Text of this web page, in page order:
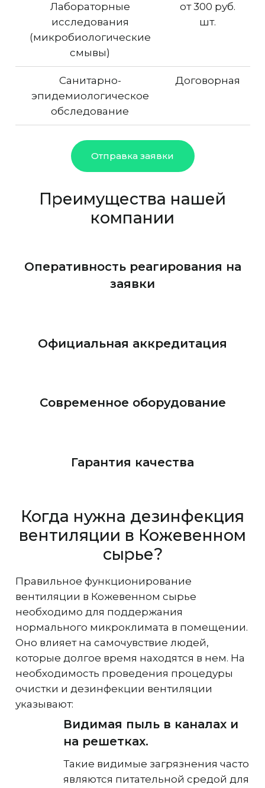
Лабораторные
исследования
(микробиологические
смывы)
от 300 руб.
шт.
Санитарно-
эпидемиологическое
обследование
Договорная
Отправка заявки
Преимущества нашей
компании
Оперативность реагирования на
заявки
Официальная аккредитация
Современное оборудование
Гарантия качества
Когда нужна дезинфекция
вентиляции в Кожевенном
сырье?
Правильное функционирование
вентиляции в Кожевенном сырье
необходимо для поддержания
нормального микроклимата в помещении.
Оно влияет на самочувствие людей,
которые долгое время находятся в нем. На
необходимость проведения процедуры
очистки и дезинфекции вентиляции
указывают:
Видимая пыль в каналах и
на решетках.
Такие видимые загрязнения часто
являются питательной средой для